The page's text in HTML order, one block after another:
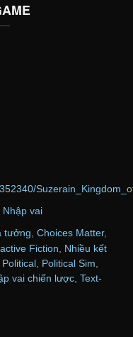
Nhập vai
tưởng, Choices Matter,
Fiction
Nhiều kết
Political Political Sim
vai chiến lược Text-